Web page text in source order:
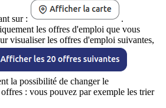
sur :
.
les offres d'emploi que vous
visualiser les offres d'emploi suivantes,
la possibilité de changer le
offres : vous pouvez par exemple les trier